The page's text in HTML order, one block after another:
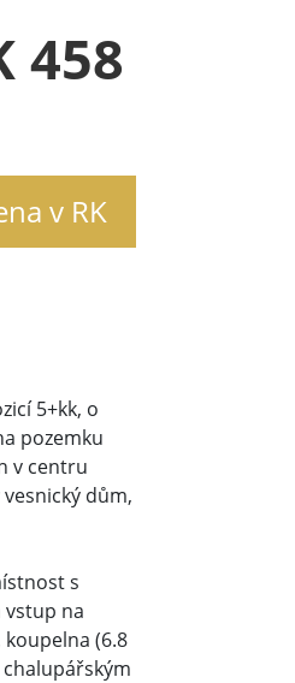
458
v RK
5+kk, o
pozemku
v centru
dům,
s
na
(6.8